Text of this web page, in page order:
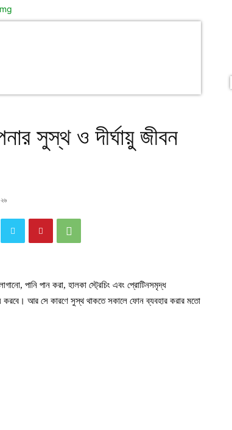
সুস্থ ও দীর্ঘায়ু জীবন
পানি পান করা, হালকা স্ট্রেচিং এবং প্রোটিনসমৃদ্ধ
করবে। আর সে কারণে সুস্থ থাকতে সকালে ফোন ব্যবহার করার মতো